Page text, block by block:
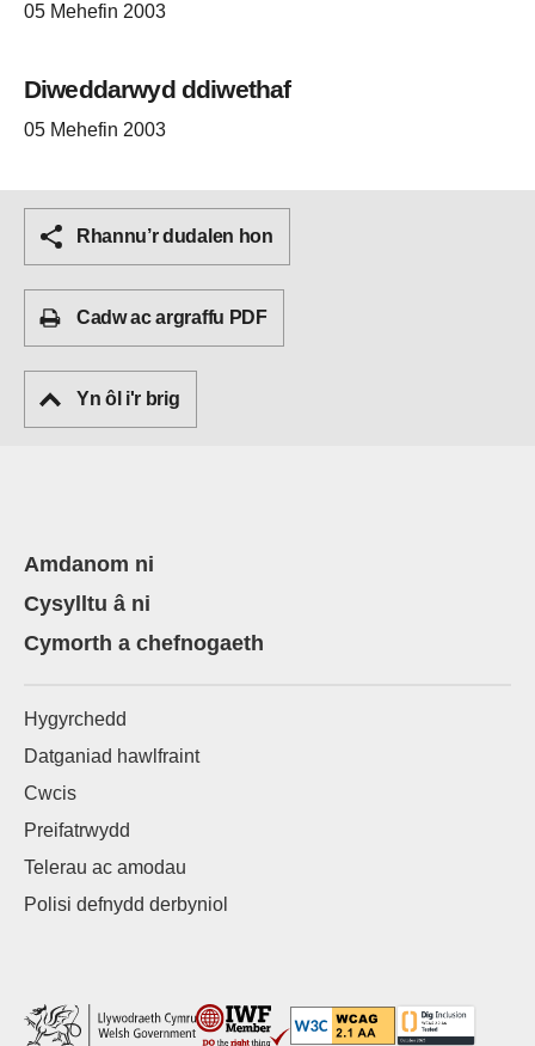
05 Mehefin 2003
Diweddarwyd ddiwethaf
05 Mehefin 2003
Rhannu’r dudalen hon
Cadw ac argraffu PDF
Yn ôl i'r brig
Amdanom ni
Cysylltu â ni
Cymorth a chefnogaeth
Hygyrchedd
Datganiad hawlfraint
Cwcis
Preifatrwydd
Telerau ac amodau
Polisi defnydd derbyniol